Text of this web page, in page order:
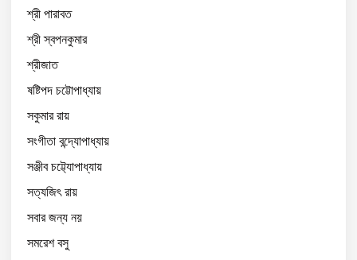
শ্রী পারাবত
শ্রী স্বপনকুমার
শ্রীজাত
ষষ্টিপদ চট্টোপাধ্যায়
সকুমার রায়
সংগীতা বন্দ্যোপাধ্যায়
সঞ্জীব চট্ট্যোপাধ্যায়
সত্যজিৎ রায়
সবার জন্য নয়
সমরেশ বসু